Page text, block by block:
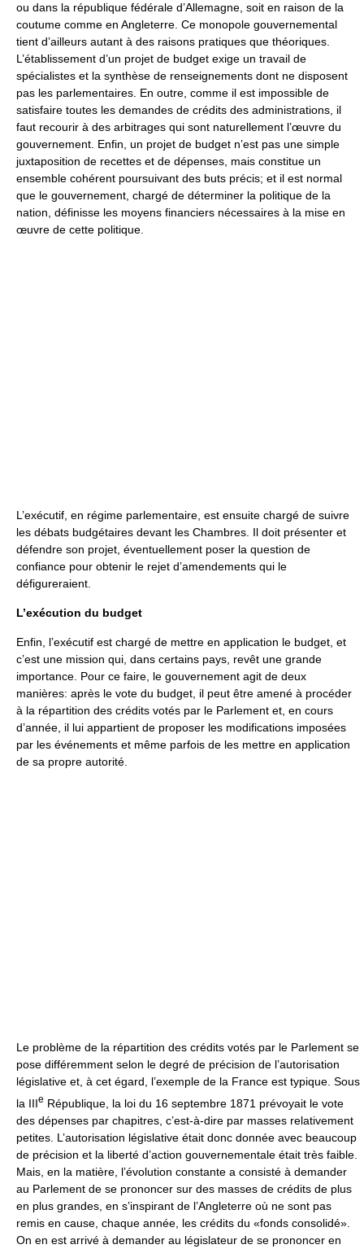
ou dans la république fédérale d’Allemagne, soit en raison de la
coutume comme en Angleterre. Ce monopole gouvernemental
tient d’ailleurs autant à des raisons pratiques que théoriques.
L’établissement d’un projet de budget exige un travail de
spécialistes et la synthèse de renseignements dont ne disposent
pas les parlementaires. En outre, comme il est impossible de
satisfaire toutes les demandes de crédits des administrations, il
faut recourir à des arbitrages qui sont naturellement l’œuvre du
gouvernement. Enfin, un projet de budget n’est pas une simple
juxtaposition de recettes et de dépenses, mais constitue un
ensemble cohérent poursuivant des buts précis; et il est normal
que le gouvernement, chargé de déterminer la politique de la
nation, définisse les moyens financiers nécessaires à la mise en
œuvre de cette politique.
L’exécutif, en régime parlementaire, est ensuite chargé de suivre
les débats budgétaires devant les Chambres. Il doit présenter et
défendre son projet, éventuellement poser la question de
confiance pour obtenir le rejet d’amendements qui le
défigureraient.
L’exécution du budget
Enfin, l’exécutif est chargé de mettre en application le budget, et
c’est une mission qui, dans certains pays, revêt une grande
importance. Pour ce faire, le gouvernement agit de deux
manières: après le vote du budget, il peut être amené à procéder
à la répartition des crédits votés par le Parlement et, en cours
d’année, il lui appartient de proposer les modifications imposées
par les événements et même parfois de les mettre en application
de sa propre autorité.
Le problème de la répartition des crédits votés par le Parlement se
pose différemment selon le degré de précision de l’autorisation
législative et, à cet égard, l’exemple de la France est typique. Sous
la IIIe République, la loi du 16 septembre 1871 prévoyait le vote
des dépenses par chapitres, c’est-à-dire par masses relativement
petites. L’autorisation législative était donc donnée avec beaucoup
de précision et la liberté d’action gouvernementale était très faible.
Mais, en la matière, l’évolution constante a consisté à demander
au Parlement de se prononcer sur des masses de crédits de plus
en plus grandes, en s’inspirant de l’Angleterre où ne sont pas
remis en cause, chaque année, les crédits du «fonds consolidé».
On en est arrivé à demander au législateur de se prononcer en